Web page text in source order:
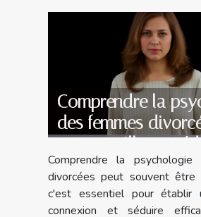
Comprendre la
des femmes
une meilleure
Comprendre la
divorcées peut souvent être
c'est essentiel pour établir
connexion et séduire